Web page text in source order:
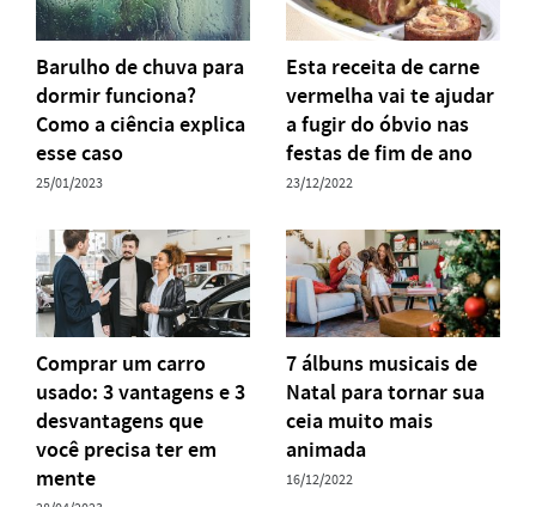
Barulho de chuva para
dormir funciona?
Como a ciência explica
esse caso
25/01/2023
Esta receita de carne
vermelha vai te ajudar
a fugir do óbvio nas
festas de fim de ano
23/12/2022
Comprar um carro
usado: 3 vantagens e 3
desvantagens que
você precisa ter em
mente
7 álbuns musicais de
Natal para tornar sua
ceia muito mais
animada
16/12/2022